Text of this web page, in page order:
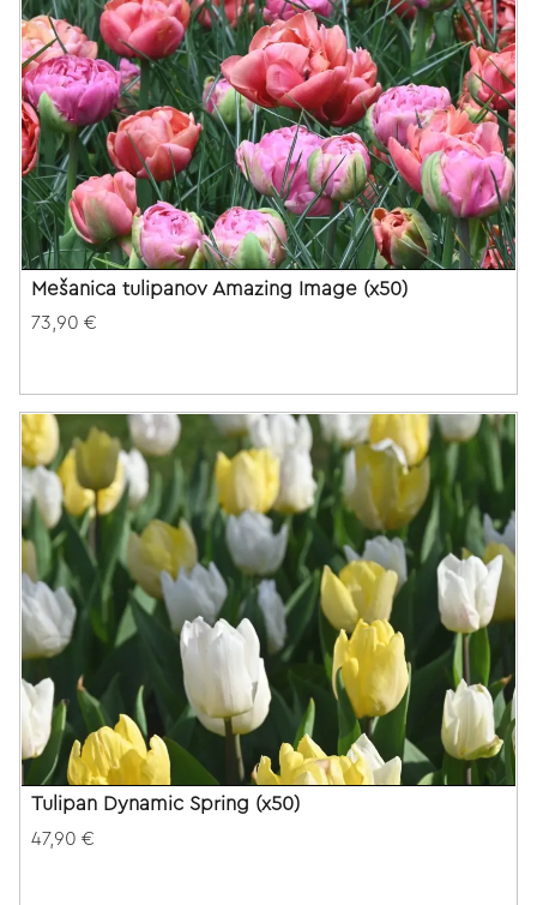
Mešanica tulipanov Amazing Image (x50)
73,90 €
Tulipan Dynamic Spring (x50)
47,90 €